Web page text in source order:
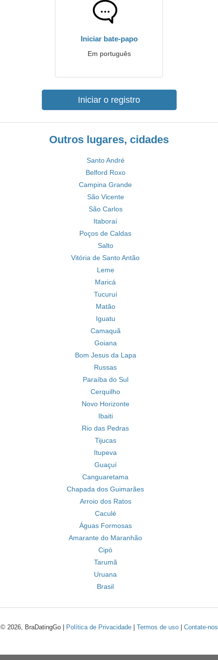
Iniciar bate-papo
Em português
Iniciar o registro
Outros lugares, cidades
Santo André
Belford Roxo
Campina Grande
São Vicente
São Carlos
Itaboraí
Poços de Caldas
Salto
Vitória de Santo Antão
Leme
Maricá
Tucuruí
Matão
Iguatu
Camaquã
Goiana
Bom Jesus da Lapa
Russas
Paraíba do Sul
Cerquilho
Novo Horizonte
Ibaiti
Rio das Pedras
Tijucas
Itupeva
Guaçuí
Canguaretama
Chapada dos Guimarães
Arroio dos Ratos
Caculé
Águas Formosas
Amarante do Maranhão
Cipó
Tarumã
Uruana
Brasil
© 2026, BraDatingGo | Política de Privacidade| Termos de uso| Contate-nos